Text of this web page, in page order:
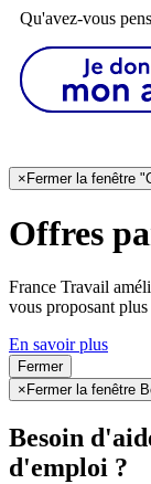
Qu'avez-vous
×Fermer la fenêtre
Offres
France Travail
vous proposant
En savoir plus
Fermer
× Fermer la fenêtre
Besoin
d'emploi ?